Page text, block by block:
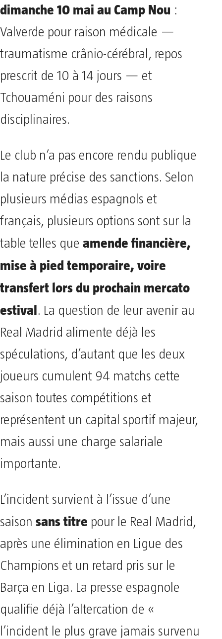
dimanche 10 mai au Camp Nou :
Valverde pour raison médicale —
traumatisme crânio-cérébral, repos
prescrit de 10 à 14 jours — et
Tchouaméni pour des raisons
disciplinaires.
Le club n’a pas encore rendu publique
la nature précise des sanctions. Selon
plusieurs médias espagnols et
français, plusieurs options sont sur la
table telles que amende financière,
mise à pied temporaire, voire
transfert lors du prochain mercato
estival. La question de leur avenir au
Real Madrid alimente déjà les
spéculations, d’autant que les deux
joueurs cumulent 94 matchs cette
saison toutes compétitions et
représentent un capital sportif majeur,
mais aussi une charge salariale
importante.
L’incident survient à l’issue d’une
saison sans titre pour le Real Madrid,
après une élimination en Ligue des
Champions et un retard pris sur le
Barça en Liga. La presse espagnole
qualifie déjà l’altercation de «
l’incident le plus grave jamais survenu